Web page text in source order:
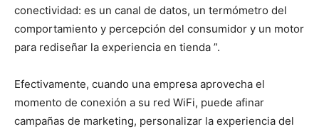
conectividad: es un canal de datos, un termómetro del
comportamiento y percepción del consumidor y un motor
para rediseñar la experiencia en tienda ”.
Efectivamente, cuando una empresa aprovecha el
momento de conexión a su red WiFi, puede afinar
campañas de marketing, personalizar la experiencia del